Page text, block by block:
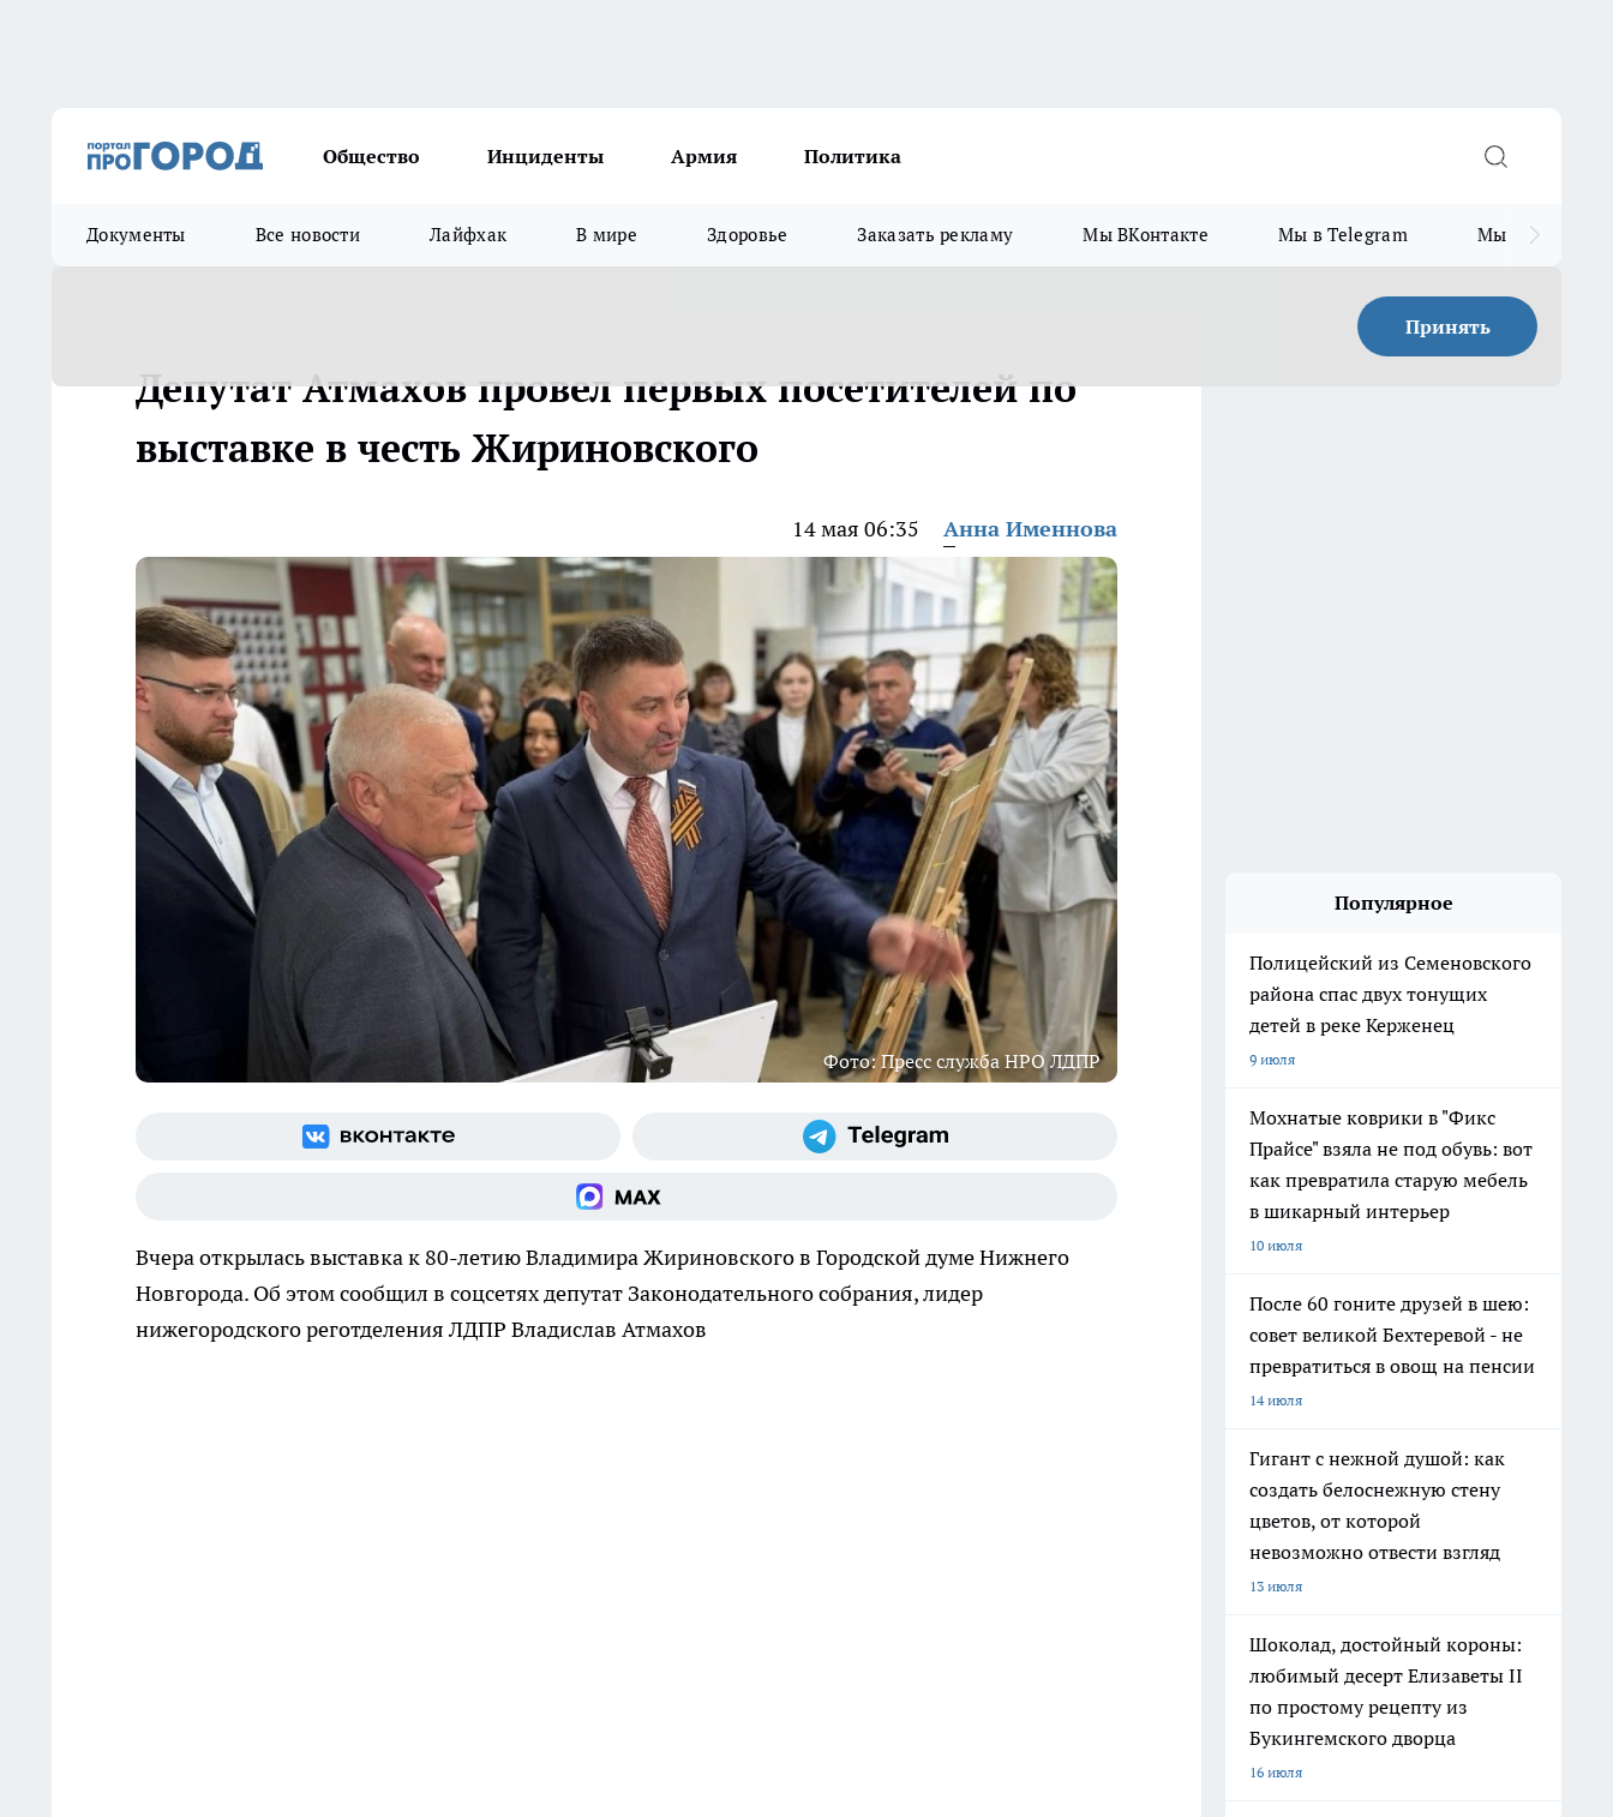
Общество Инциденты Армия Политика
Документы Все новости Лайфхак В мире Здоровье Заказать рекламу Мы ВКонтакте Мы в Telegram Мы в MAX
Принять
Депутат Атмахов провел первых посетителей по
выставке в честь Жириновского
14 мая 06:35 Анна Именнова
Фото: Пресс служба НРО ЛДПР
Вчера открылась выставка к 80-летию Владимира Жириновского в Городской думе Нижнего
Новгорода. Об этом сообщил в соцсетях депутат Законодательного собрания, лидер
нижегородского реготделения ЛДПР Владислав Атмахов
Популярное
Полицейский из Семеновского
района спас двух тонущих
детей в реке Керженец
9 июля
Мохнатые коврики в "Фикс
Прайсе" взяла не под обувь: вот
как превратила старую мебель
в шикарный интерьер
10 июля
После 60 гоните друзей в шею:
совет великой Бехтеревой - не
превратиться в овощ на пенсии
14 июля
Гигант с нежной душой: как
создать белоснежную стену
цветов, от которой
невозможно отвести взгляд
13 июля
Шоколад, достойный короны:
любимый десерт Елизаветы II
по простому рецепту из
Букингемского дворца
16 июля